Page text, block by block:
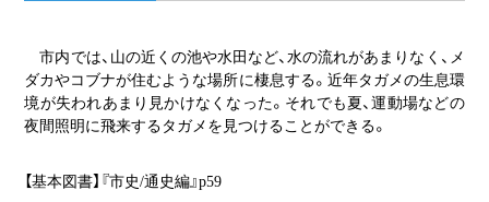
市内では、山の近くの池や水田など、水の流れがあまりなく、メ
ダカやコブナが住むような場所に棲息する。近年タガメの生息環
境が失われあまり見かけなくなった。それでも夏、運動場などの
夜間照明に飛来するタガメを見つけることができる。
【基本図書】『市史/通史編』p59